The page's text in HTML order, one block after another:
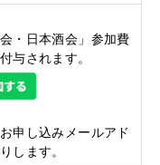
・日本酒会」参加費
与されます。
申し込みメールアド
します。